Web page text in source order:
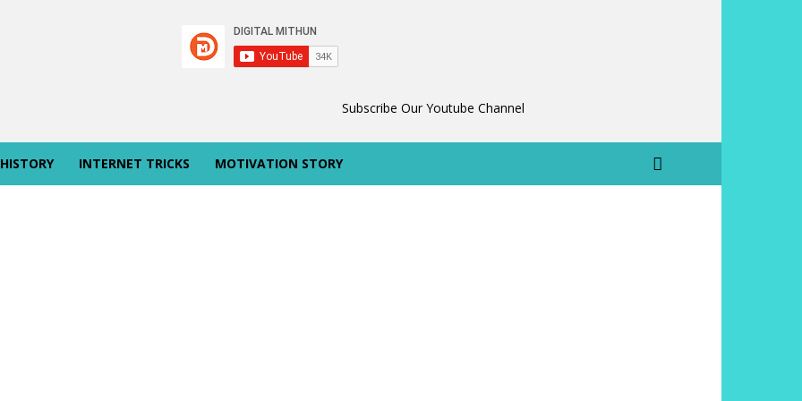
Subscribe Our Youtube Channel
INTERNET TRICKS MOTIVATION STORY